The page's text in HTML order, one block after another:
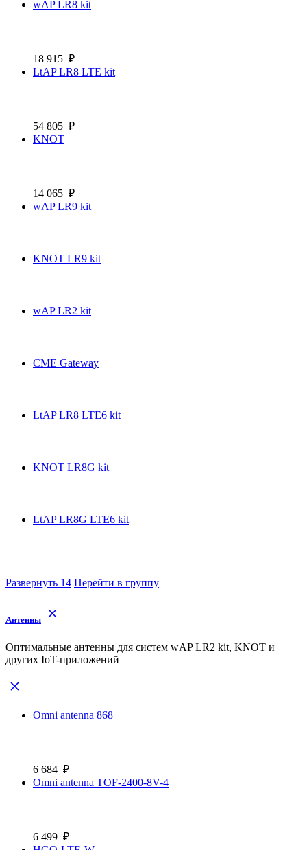
wAP LR8 kit
18 915 ₽
LtAP LR8 LTE kit
54 805 ₽
KNOT
14 065 ₽
wAP LR9 kit
KNOT LR9 kit
wAP LR2 kit
CME Gateway
LtAP LR8 LTE6 kit
KNOT LR8G kit
LtAP LR8G LTE6 kit
Развернуть 14 Перейти в группу
Антенны
Оптимальные антенны для систем wAP LR2 kit, KNOT и
других IoT-приложений
Omni antenna 868
6 684 ₽
Omni antenna TOF-2400-8V-4
6 499 ₽